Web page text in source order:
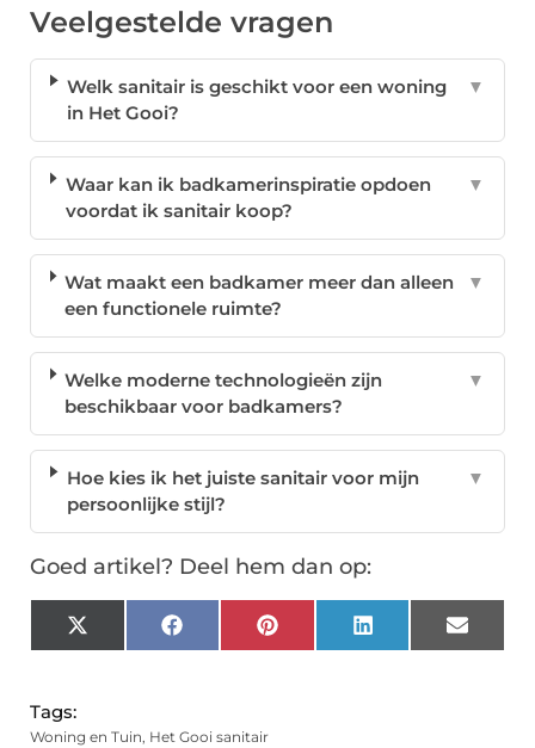
Veelgestelde vragen
Welk sanitair is geschikt voor een woning
in Het Gooi?
▼
Waar kan ik badkamerinspiratie opdoen
voordat ik sanitair koop?
▼
Wat maakt een badkamer meer dan alleen
een functionele ruimte?
▼
Welke moderne technologieën zijn
beschikbaar voor badkamers?
▼
Hoe kies ik het juiste sanitair voor mijn
persoonlijke stijl?
▼
Goed artikel? Deel hem dan op:
X
(Twitter)
FacebookPinterest LinkedIn Email
Tags:
Woning en Tuin, Het Gooi sanitair